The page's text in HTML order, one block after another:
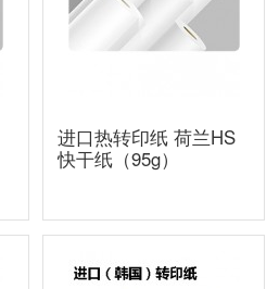
进口热转印纸 荷兰HS
快干纸（95g）